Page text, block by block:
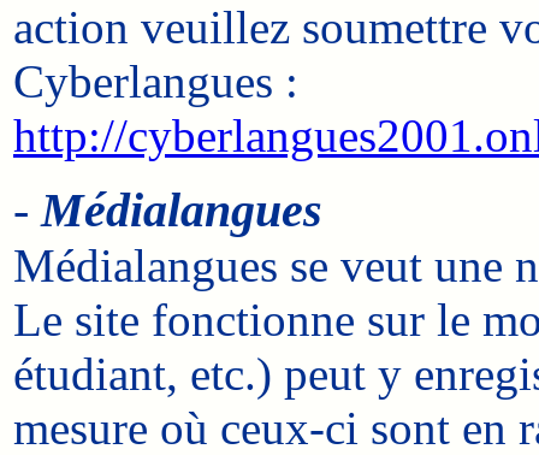
action veuillez soumettre
Cyberlangues :
http://
- Médialangues
Médialangues se veut une
Le site fonctionne sur le
étudiant, etc.) peut y
mesure où ceux-ci sont en